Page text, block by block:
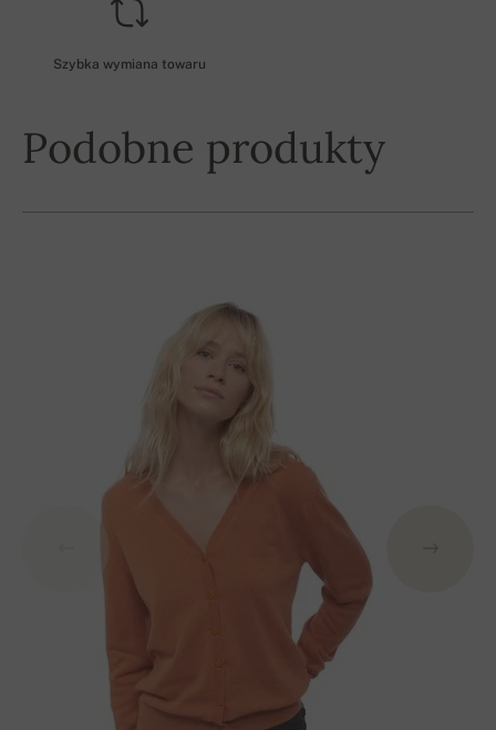
Szybka wymiana towaru
Podobne produkty